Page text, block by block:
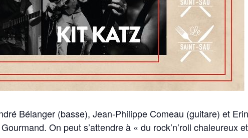
Bélanger (basse), Jean-Philippe Comeau (guitare) et
On peut s’attendre à « du rock’n’roll chaleureux